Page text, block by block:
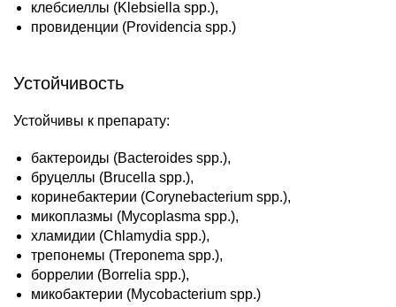
клебсиеллы (Klebsiella spp.),
провиденции (Providencia spp.)
Устойчивость
Устойчивы к препарату:
бактероиды (Bacteroides spp.),
бруцеллы (Brucella spp.),
коринебактерии (Corynebacterium spp.),
микоплазмы (Mycoplasma spp.),
хламидии (Chlamydia spp.),
трепонемы (Treponema spp.),
боррелии (Borrelia spp.),
микобактерии (Mycobacterium spp.)